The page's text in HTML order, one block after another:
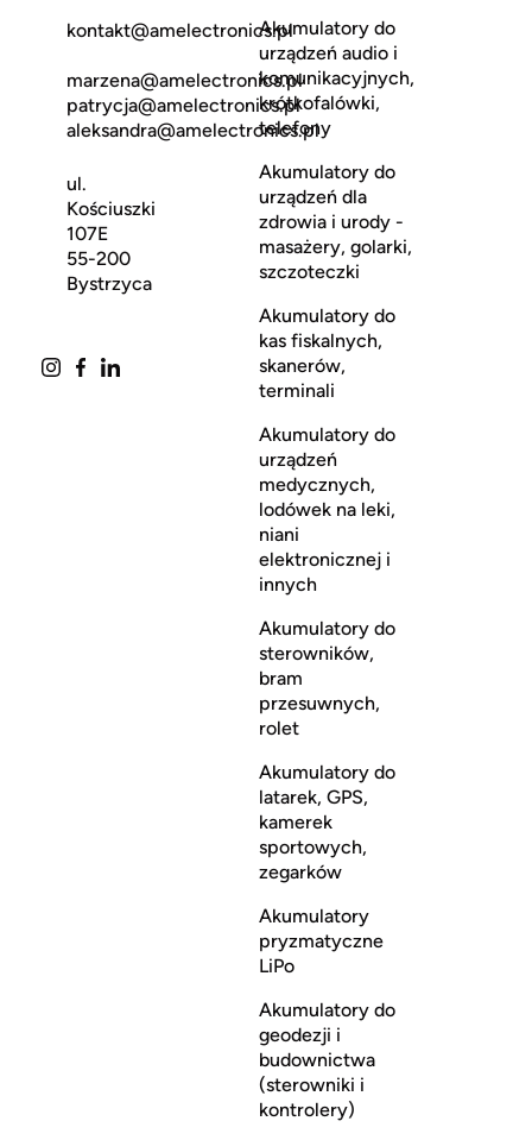
kontakt@amelectronics.pl
marzena@amelectronics.pl
patrycja@amelectronics.pl
aleksandra@amelectronics.pl
ul.
Kościuszki
107E
55-200
Bystrzyca
Akumulatory do
urządzeń audio i
komunikacyjnych,
krótkofalówki,
telefony
Akumulatory do
urządzeń dla
zdrowia i urody -
masażery, golarki,
szczoteczki
Akumulatory do
kas fiskalnych,
skanerów,
terminali
Akumulatory do
urządzeń
medycznych,
lodówek na leki,
niani
elektronicznej i
innych
Akumulatory do
sterowników,
bram
przesuwnych,
rolet
Akumulatory do
latarek, GPS,
kamerek
sportowych,
zegarków
Akumulatory
pryzmatyczne
LiPo
Akumulatory do
geodezji i
budownictwa
(sterowniki i
kontrolery)